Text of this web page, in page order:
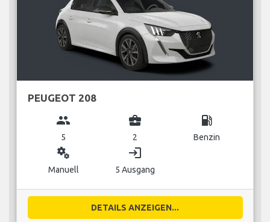
PEUGEOT 208
group
5
business_center
2
local_gas_station
Benzin
miscellaneous_services
Manuell
login
5 Ausgang
DETAILS ANZEIGEN...